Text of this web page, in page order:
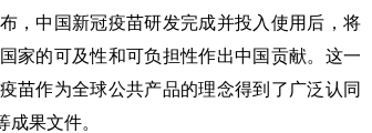
，中国新冠疫苗研发完成并投入使用后，将
家的可及性和可负担性作出中国贡献。这一
苗作为全球公共产品的理念得到了广泛认同
果文件。